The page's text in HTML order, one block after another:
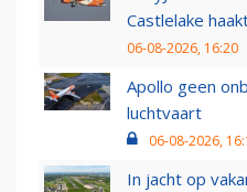
Castlelake
06-08-2026, 16:20
Apollo geen
luchtvaart
06-08-2026,
In jacht op